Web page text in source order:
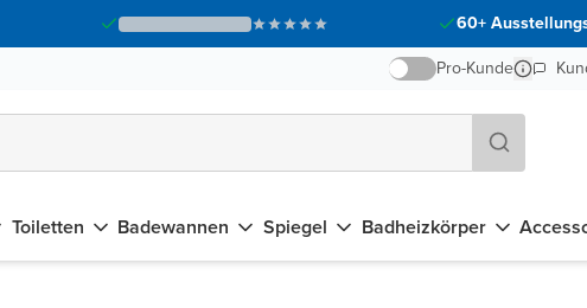
60+
Pro-Kunde
Toiletten Badewannen Spiegel Badheizkörper